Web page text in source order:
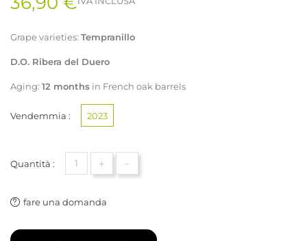
Grape varieties: Tempranillo
D.O. Ribera del Duero
Aging: 12 months in French oak barrels
Vendemmia : 2023
Quantità : + -
fare una domanda